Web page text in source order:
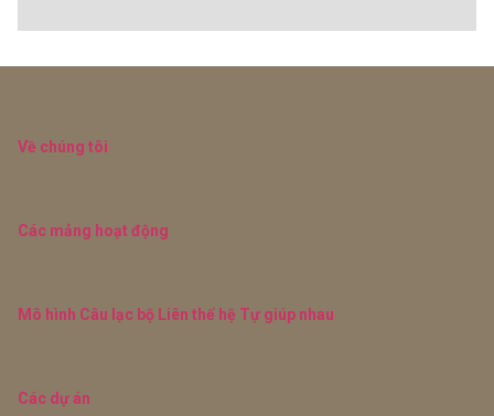
Về chúng tôi
Các mảng hoạt động
Mô hình Câu lạc bộ Liên thế hệ Tự giúp nhau
Các dự án